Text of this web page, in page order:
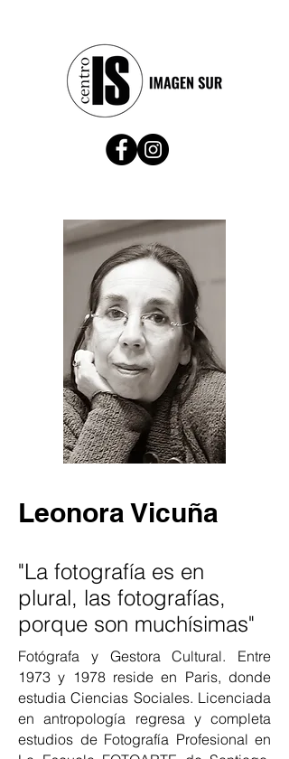
Leonora Vicuña
"La fotografía es en
plural, las fotografías,
porque son muchísimas"
Fotógrafa y Gestora Cultural. Entre
1973 y 1978 reside en Paris, donde
estudia Ciencias Sociales. Licenciada
en antropología regresa y completa
estudios de Fotografía Profesional en